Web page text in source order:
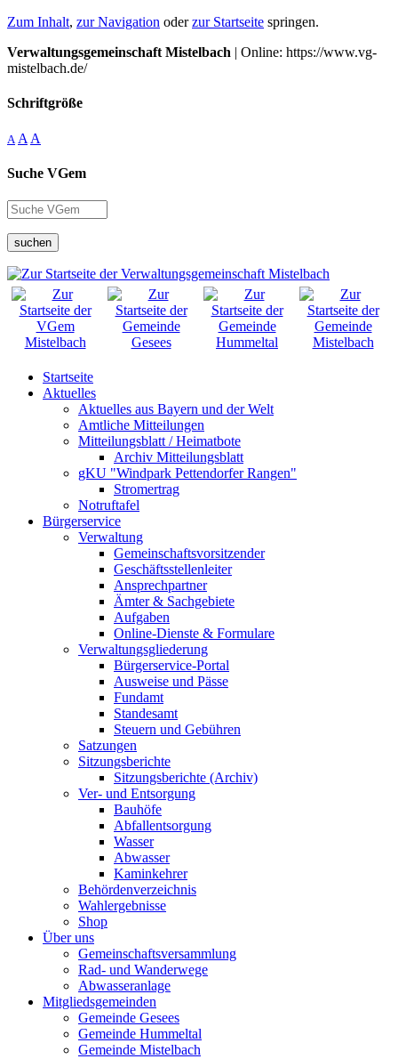
Zum Inhalt, zur Navigation oderzur Startseite springen.
Verwaltungsgemeinschaft Mistelbach | Online: https://www.vg-
mistelbach.de/
Schriftgröße
A A A
Suche VGem
suchen
Startseite
Aktuelles
Aktuelles aus Bayern und der Welt
Amtliche Mitteilungen
Mitteilungsblatt / Heimatbote
Archiv Mitteilungsblatt
gKU "Windpark Pettendorfer Rangen"
Stromertrag
Notruftafel
Bürgerservice
Verwaltung
Gemeinschaftsvorsitzender
Geschäftsstellenleiter
Ansprechpartner
Ämter & Sachgebiete
Aufgaben
Online-Dienste & Formulare
Verwaltungsgliederung
Bürgerservice-Portal
Ausweise und Pässe
Fundamt
Standesamt
Steuern und Gebühren
Satzungen
Sitzungsberichte
Sitzungsberichte (Archiv)
Ver- und Entsorgung
Bauhöfe
Abfallentsorgung
Wasser
Abwasser
Kaminkehrer
Behördenverzeichnis
Wahlergebnisse
Shop
Über uns
Gemeinschaftsversammlung
Rad- und Wanderwege
Abwasseranlage
Mitgliedsgemeinden
Gemeinde Gesees
Gemeinde Hummeltal
Gemeinde Mistelbach